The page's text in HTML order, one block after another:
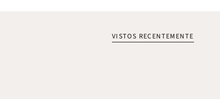
VISTOS RECENTEMENTE